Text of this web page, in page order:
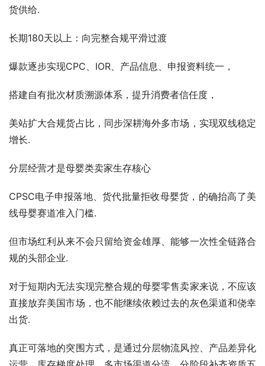
货供给.
长期180天以上：向完整合规平滑过渡
爆款逐步实现CPC、IOR、产品信息、申报资料统一，
搭建自有批次材质溯源体系，提升消费者信任度，
美站扩大合规货占比，同步深耕海外多市场，实现双线稳定
增长.
分层经营才是母婴类卖家生存核心
CPSC电子申报落地、货代批量拒收母婴货，的确抬高了美
线母婴赛道准入门槛.
但市场红利从来不会只留给资金雄厚、能够一次性全链路合
规的头部企业.
对于短期内无法实现完整合规的母婴零售卖家来说，不应该
直接放弃美国市场，也不能继续依赖过去的灰色渠道和侥幸
出货.
真正可落地的突围方式，是通过分层物流风控、产品差异化